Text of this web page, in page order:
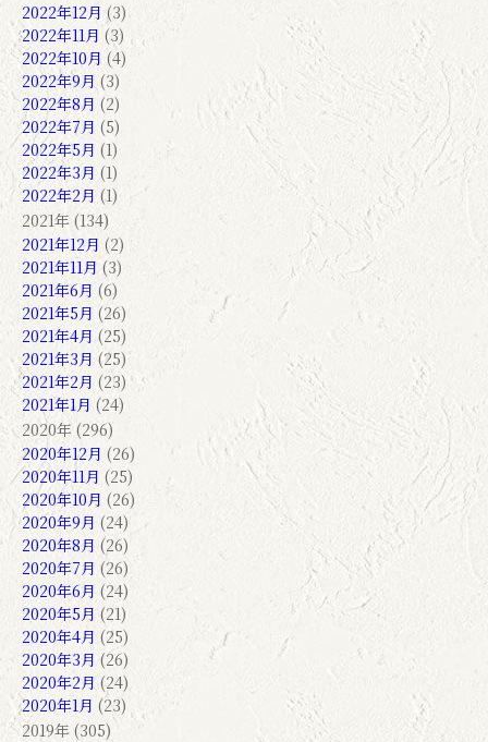
2022年12月 (3)
2022年11月 (3)
2022年10月 (4)
2022年9月 (3)
2022年8月 (2)
2022年7月 (5)
2022年5月 (1)
2022年3月 (1)
2022年2月 (1)
2021年 (134)
2021年12月 (2)
2021年11月 (3)
2021年6月 (6)
2021年5月 (26)
2021年4月 (25)
2021年3月 (25)
2021年2月 (23)
2021年1月 (24)
2020年 (296)
2020年12月 (26)
2020年11月 (25)
2020年10月 (26)
2020年9月 (24)
2020年8月 (26)
2020年7月 (26)
2020年6月 (24)
2020年5月 (21)
2020年4月 (25)
2020年3月 (26)
2020年2月 (24)
2020年1月 (23)
2019年 (305)